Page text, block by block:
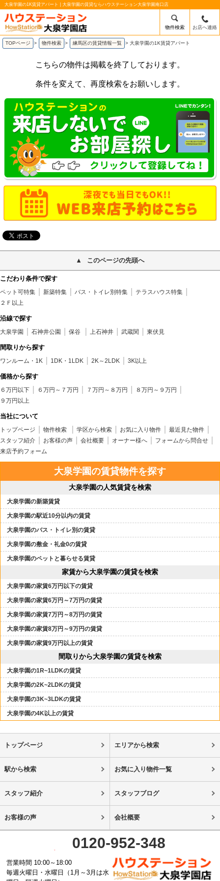
大泉学園の1K賃貸アパート | 大泉学園の賃貸ならハウステーション大泉学園南口店
物件検索 お店へ連絡
TOPページ > 物件検索 > 練馬区の賃貸情報一覧 > 大泉学園の1K賃貸アパート
こちらの物件は掲載を終了しております。
条件を変えて、再度検索をお願いします。
このページの先頭へ
こだわり条件で探す
ペット可特集 新築特集 バス・トイレ別特集
テラスハウス特集
２Ｆ以上
沿線で探す
大泉学園 石神井公園 保谷 上石神井 武蔵関 東伏見
間取りから探す
ワンルーム・1K 1DK・1LDK 2K～2LDK 3K以上
価格から探す
６万円以下 ６万円～７万円 ７万円～８万円
８万円～９万円
９万円以上
当社について
トップページ 物件検索 学区から検索 お気に入り物件
最近見た物件
スタッフ紹介
お客様の声 会社概要 オーナー様へ
フォームから問合せ
来店予約フォーム
大泉学園の賃貸物件を探す
大泉学園の人気賃貸を検索
大泉学園の新築賃貸
大泉学園の駅近10分以内の賃貸
大泉学園のバス・トイレ別の賃貸
大泉学園の敷金・礼金0の賃貸
大泉学園のペットと暮らせる賃貸
家賃から大泉学園の賃貸を検索
大泉学園の家賃6万円以下の賃貸
大泉学園の家賃6万円～7万円の賃貸
大泉学園の家賃7万円～8万円の賃貸
大泉学園の家賃8万円～9万円の賃貸
大泉学園の家賃9万円以上の賃貸
間取りから大泉学園の賃貸を検索
大泉学園の1R~1LDKの賃貸
大泉学園の2K~2LDKの賃貸
大泉学園の3K~3LDKの賃貸
大泉学園の4K以上の賃貸
トップページ エリアから検索
駅から検索 お気に入り物件一覧
スタッフ紹介 スタッフブログ
お客様の声 会社概要
0120-952-348
営業時間 10:00～18:00
毎週火曜日・水曜日（1月～3月は水